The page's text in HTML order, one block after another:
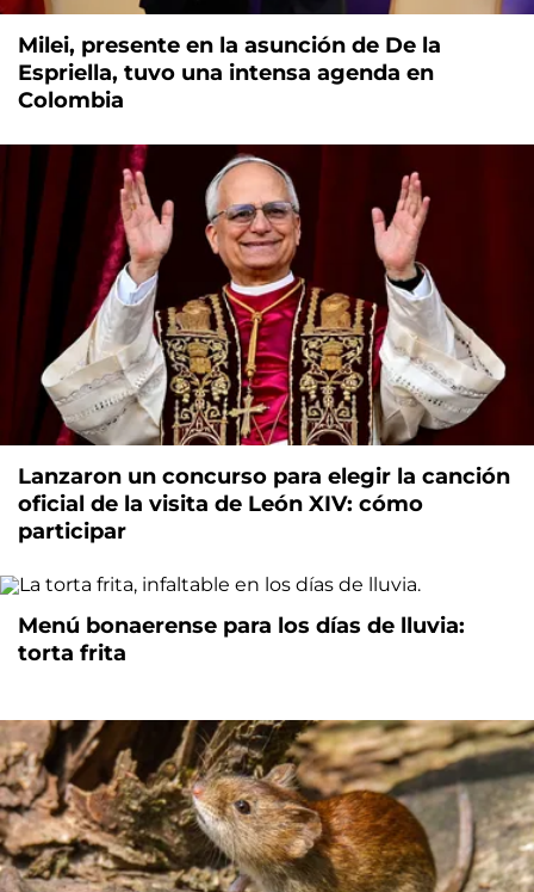
Milei, presente en la asunción de De la
Espriella, tuvo una intensa agenda en
Colombia
Lanzaron un concurso para elegir la canción
oficial de la visita de León XIV: cómo
participar
Menú bonaerense para los días de lluvia:
torta frita